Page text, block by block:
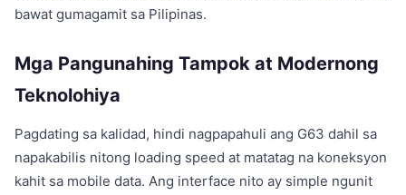
bawat gumagamit sa Pilipinas.
Mga Pangunahing Tampok at Modernong
Teknolohiya
Pagdating sa kalidad, hindi nagpapahuli ang G63 dahil sa
napakabilis nitong loading speed at matatag na koneksyon
kahit sa mobile data. Ang interface nito ay simple ngunit